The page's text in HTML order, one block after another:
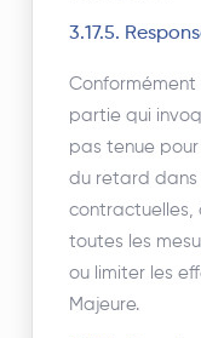
3.17.5.
Conformément
partie qui
pas tenue pour
du retard dans
contractuelles,
toutes les
ou limiter les
Majeure.